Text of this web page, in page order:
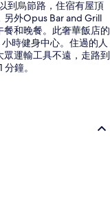
到烏節路，住宿有屋頂
外Opus Bar and Grill
和晚餐。此奢華飯店的
時健身中心。住過的人
運輸工具不遠，走路到
鐘。